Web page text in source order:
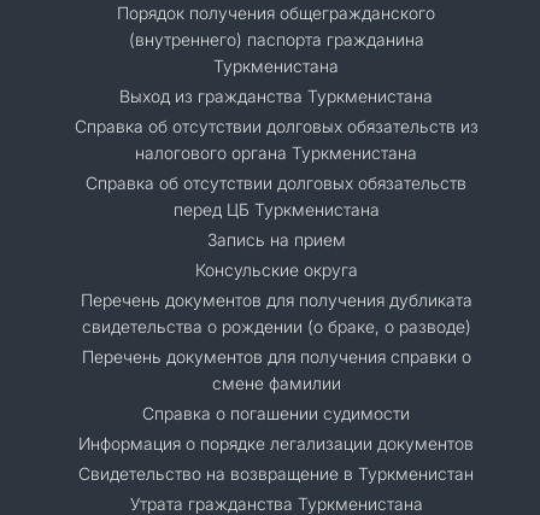
Порядок получения общегражданского
(внутреннего) паспорта гражданина
Туркменистана
Выход из гражданства Туркменистана
Справка об отсутствии долговых обязательств из
налогового органа Туркменистана
Справка об отсутствии долговых обязательств
перед ЦБ Туркменистана
Запись на прием
Консульские округа
Перечень документов для получения дубликата
свидетельства о рождении (о браке, о разводе)
Перечень документов для получения справки о
смене фамилии
Справка о погашении судимости
Информация о порядке легализации документов
Cвидетельство на возвращение в Туркменистан
Утрата гражданства Туркменистана